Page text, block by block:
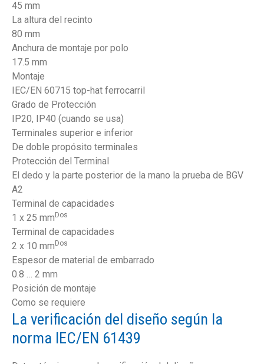
45 mm
La altura del recinto
80 mm
Anchura de montaje por polo
17.5 mm
Montaje
IEC/EN 60715 top-hat ferrocarril
Grado de Protección
IP20, IP40 (cuando se usa)
Terminales superior e inferior
De doble propósito terminales
Protección del Terminal
El dedo y la parte posterior de la mano la prueba de BGV
A2
Terminal de capacidades
1 x 25 mm Dos
Terminal de capacidades
2 x 10 mm Dos
Espesor de material de embarrado
0.8 … 2 mm
Posición de montaje
Como se requiere
La verificación del diseño según la
norma IEC/EN 61439